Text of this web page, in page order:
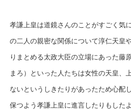
孝謙上皇は道鏡さんのことがすごく気
の二人の親密な関係について淳仁天皇
りまとめる太政大臣の立場にあった藤
まろ）といった人たちは女性の天皇、
ないというしきたりがあったため心配
保つよう孝謙上皇に進言したりもした